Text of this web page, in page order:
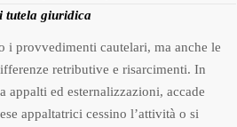
tutela giuridica
i provvedimenti cautelari, ma anche le
retributive e risarcimenti. In
appalti ed esternalizzazioni, accade
appaltatrici cessino l’attività o si